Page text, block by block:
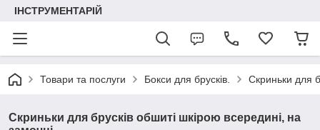
ІНСТРУМЕНТАРІЙ
Товари та послуги Бокси для брусків. Скриньки для
Скриньки для брусків обшиті шкірою всередині, на